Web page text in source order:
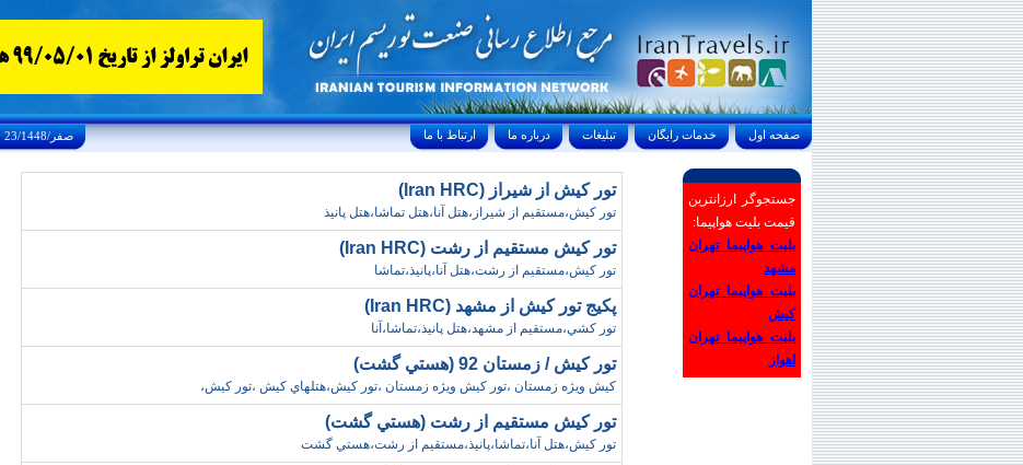
Thursday, August 6, 2026 23/صفر/1448 ارتباط با ما درباره ما تبليغات خدمات رايگان صفحه اول
تور کيش از شيراز (Iran HRC)
تور کيش،مستقيم از شيراز،هتل آنا،هتل تماشا،هتل پانيذ
تور کيش مستقيم از رشت (Iran HRC)
تور کيش،مستقيم از رشت،هتل آنا،پانيذ،تماشا
پکيج تور کيش از مشهد (Iran HRC)
تور کشي،مستقيم از مشهد،هتل پانيذ،تماشا،آنا
تور کيش / زمستان 92 (هستي گشت)
کيش ويژه زمستان ،تور کيش ويژه زمستان ،تور کيش،هتلهاي کيش ،تور کيش،
تور کيش مستقيم از رشت (هستي گشت)
تور کيش،هتل آنا،تماشا،پانيذ،مستقيم از رشت،هستي گشت
جستجوگر ارزانترین
قیمت بلیت هواپیما:
بلیت هواپیما تهران
مشهد
بلیت هواپیما تهران
کیش
بلیت هواپیما تهران
اهواز